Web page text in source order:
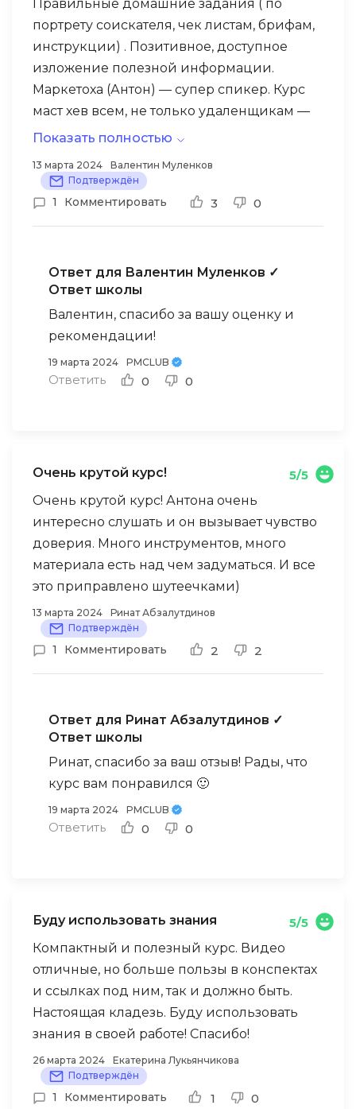
Цена на курсы вполне приемлема,
особенно учитывая краткость сестра
таланта, 1 месяц это нормальный срок
обучения и познания новой информации.
Но, как я считаю, иногда необходимо
углубиться в детали, чтобы понять общие
принципы.
Думаю, важно самостоятельно оценить,
стоит ли вам рискнуть и заниматься на
Правильные домашние задания ( по
портрету соискателя, чек листам, брифам,
инструкции) . Позитивное, доступное
изложение полезной информации.
Маркетоха (Антон) — супер спикер. Курс
маст хев всем, не только удаленщикам —
просто в нем вся база по ответственной
Показать полностью
13 марта 2024
Валентин Муленков
Подтверждён
1 Комментировать 3 0
Ответ для Валентин Муленков ✓
Ответ школы
Валентин, спасибо за вашу оценку и
рекомендации!
19 марта 2024 PMCLUB
Ответить 0 0
Очень крутой курс!
5/5
Очень крутой курс! Антона очень
интересно слушать и он вызывает чувство
доверия. Много инструментов, много
материала есть над чем задуматься. И все
это приправлено шутеечками)
13 марта 2024
Ринат Абзалутдинов
Подтверждён
1 Комментировать 2 2
Ответ для Ринат Абзалутдинов ✓
Ответ школы
Ринат, спасибо за ваш отзыв! Рады, что
курс вам понравился 🙂
19 марта 2024 PMCLUB
Ответить 0 0
Буду использовать знания
5/5
Компактный и полезный курс. Видео
отличные, но больше пользы в конспектах
и ссылках под ним, так и должно быть.
Настоящая кладезь. Буду использовать
знания в своей работе! Спасибо!
26 марта 2024
Екатерина Лукьянчикова
Подтверждён
1 Комментировать 1 0